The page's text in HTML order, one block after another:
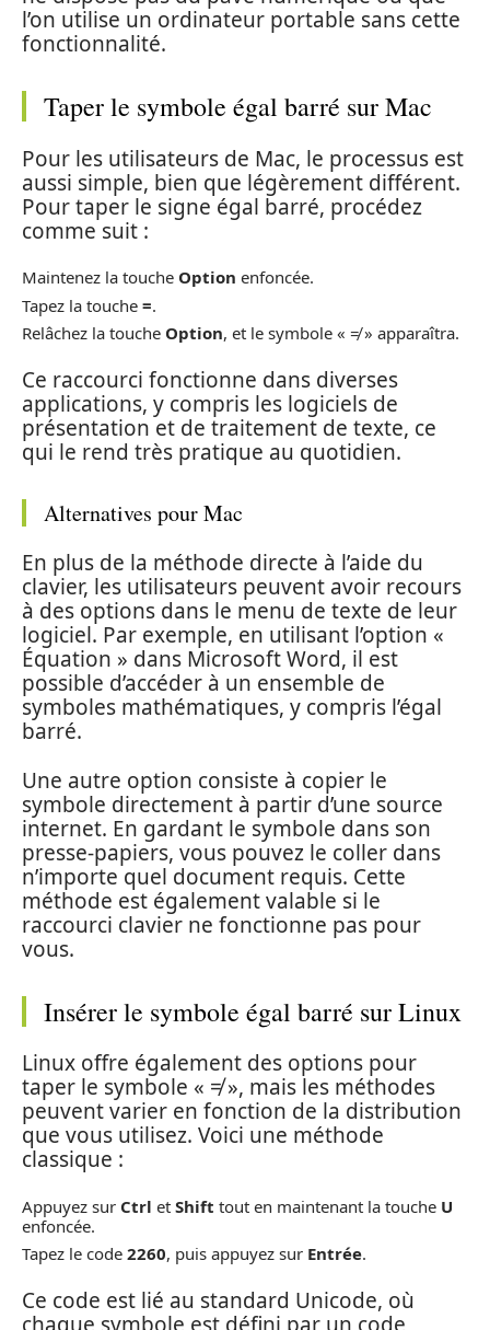
l’on utilise un ordinateur portable sans cette
fonctionnalité.
Taper le symbole égal barré sur Mac
Pour les utilisateurs de Mac, le processus est
aussi simple, bien que légèrement différent.
Pour taper le signe égal barré, procédez
comme suit :
Maintenez la touche Option enfoncée.
Tapez la touche =.
Relâchez la touche Option, et le symbole « ≠ » apparaîtra.
Ce raccourci fonctionne dans diverses
applications, y compris les logiciels de
présentation et de traitement de texte, ce
qui le rend très pratique au quotidien.
Alternatives pour Mac
En plus de la méthode directe à l’aide du
clavier, les utilisateurs peuvent avoir recours
à des options dans le menu de texte de leur
logiciel. Par exemple, en utilisant l’option «
Équation » dans Microsoft Word, il est
possible d’accéder à un ensemble de
symboles mathématiques, y compris l’égal
barré.
Une autre option consiste à copier le
symbole directement à partir d’une source
internet. En gardant le symbole dans son
presse-papiers, vous pouvez le coller dans
n’importe quel document requis. Cette
méthode est également valable si le
raccourci clavier ne fonctionne pas pour
vous.
Insérer le symbole égal barré sur Linux
Linux offre également des options pour
taper le symbole « ≠ », mais les méthodes
peuvent varier en fonction de la distribution
que vous utilisez. Voici une méthode
classique :
Appuyez sur Ctrl et Shift tout en maintenant la touche U
enfoncée.
Tapez le code 2260, puis appuyez sur Entrée.
Ce code est lié au standard Unicode, où
chaque symbole est défini par un code